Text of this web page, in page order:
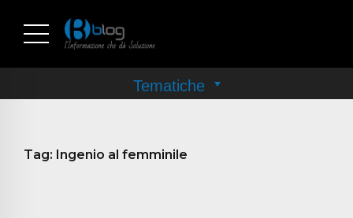
Tag: Ingenio al femminile